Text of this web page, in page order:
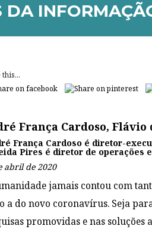
DA
this...
França Cardoso,
França Cardoso é diretor-
Pires é diretor de operações
abril de 2020
jamais contou com
a do novo coronavírus. Seja
promovidas e nas